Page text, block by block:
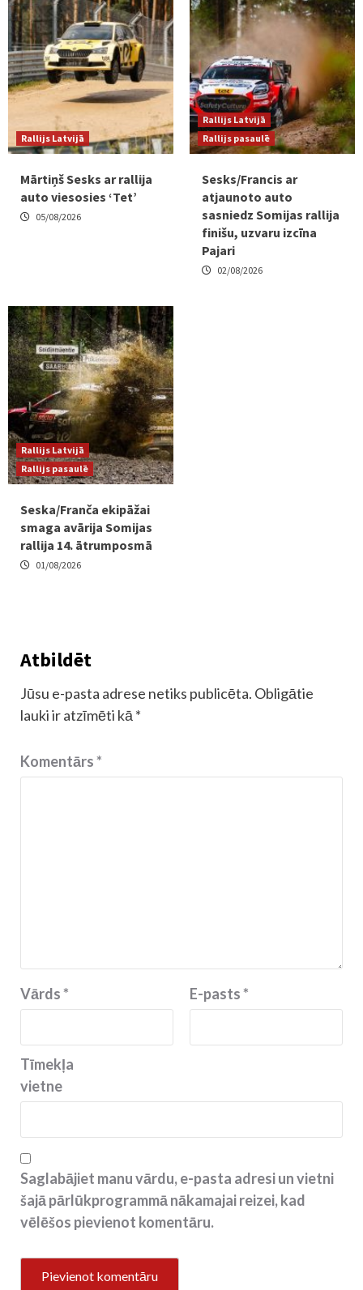
Rallijs Latvijā
Mārtiņš Sesks ar rallija
auto viesosies ‘Tet’
05/08/2026
Rallijs Latvijā
Rallijs pasaulē
Sesks/Francis ar
atjaunoto auto
sasniedz Somijas rallija
finišu, uzvaru izcīna
Pajari
02/08/2026
Rallijs Latvijā
Rallijs pasaulē
Seska/Franča ekipāžai
smaga avārija Somijas
rallija 14. ātrumposmā
01/08/2026
Atbildēt
Jūsu e-pasta adrese netiks publicēta. Obligātie
lauki ir atzīmēti kā *
Komentārs*
Vārds* E-pasts*
Tīmekļa
vietne
Saglabājiet manu vārdu, e-pasta adresi un vietni
šajā pārlūkprogrammā nākamajai reizei, kad
vēlēšos pievienot komentāru.